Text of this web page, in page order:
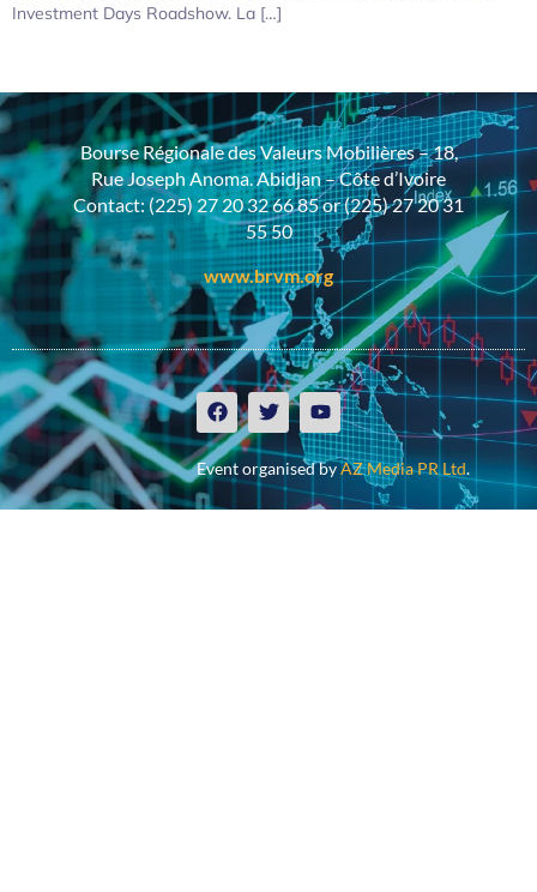
Investment Days Roadshow. La […]
Bourse Régionale des Valeurs Mobilières – 18,
Rue Joseph Anoma. Abidjan – Côte d’Ivoire
Contact: (225) 27 20 32 66 85 or (225) 27 20 31
55 50
www.brvm.org
Event organised byAZ Media PR Ltd.